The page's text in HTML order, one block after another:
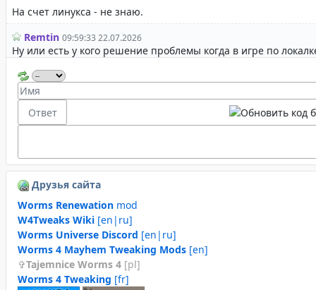
Друзья сайта
Worms Renewation mod
W4Tweaks Wiki [en|ru]
Worms Universe Discord [en|ru]
Worms 4 Mayhem Tweaking Mods [en]
Tajemnice Worms 4 [pl]
Worms 4 Tweaking [fr]